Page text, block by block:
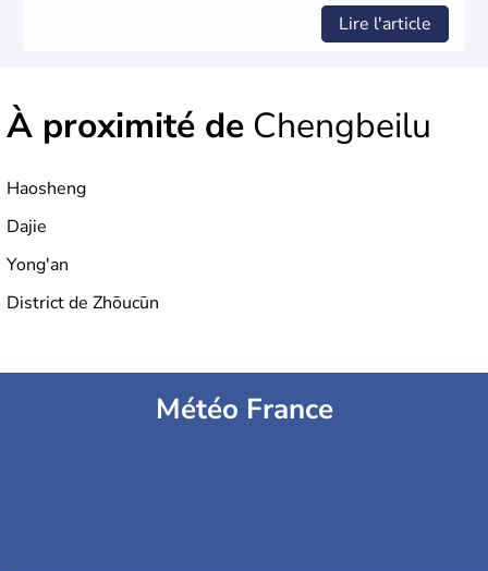
Lire l'article
À proximité de Chengbeilu
Haosheng
Dajie
Yong'an
District de Zhōucūn
Météo France